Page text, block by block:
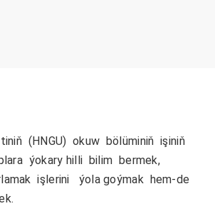
(HNGU) okuw bölüminiň işiniň
ýokary hilli bilim bermek,
işlerini ýola goýmak hem-de